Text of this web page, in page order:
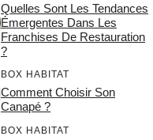
Quelles Sont Les Tendances
Émergentes Dans Les
Franchises De Restauration
?
BOX HABITAT
Comment Choisir Son
Canapé ?
BOX HABITAT